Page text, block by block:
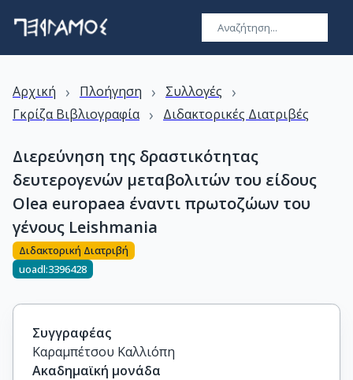
Αρχική › Πλοήγηση › Συλλογές ›
Γκρίζα Βιβλιογραφία › Διδακτορικές Διατριβές
Διερεύνηση της δραστικότητας
δευτερογενών μεταβολιτών του είδους
Olea europaea έναντι πρωτοζώων του
γένους Leishmania
Διδακτορική Διατριβή
uoadl:3396428
Συγγραφέας
Καραμπέτσου Καλλιόπη
Ακαδημαϊκή μονάδα